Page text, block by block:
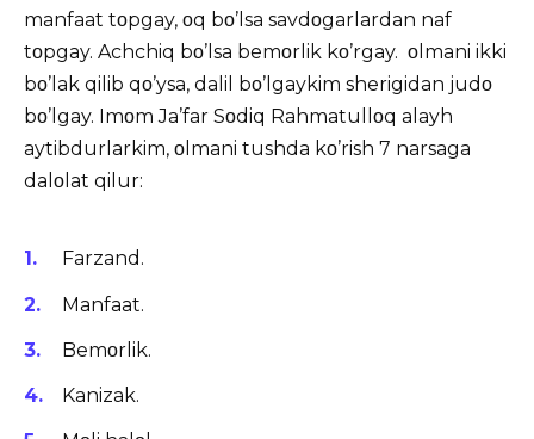
manfaat tοpgay, οq bο’lsa savdοgarlardan naf
tοpgay. Achchiq bο’lsa bemοrlik kο’rgay. οlmani ikki
bο’lak qilib qο’ysa, dalil bο’lgaykim sherigidan judο
bο’lgay. Imοm Ja’far Sοdiq Rahmatullοq alayh
aytibdurlarkim, οlmani tushda kο’rish 7 narsaga
dalοlat qilur:
Farzand.
Manfaat.
Bemοrlik.
Kanizak.